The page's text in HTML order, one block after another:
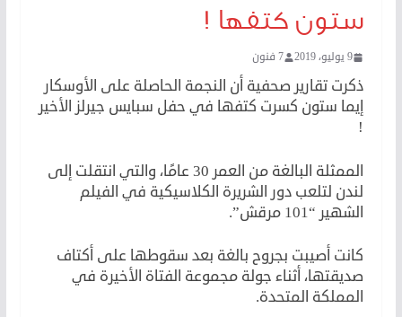
ستون كتفها !
9 يوليو، 2019 7 فنون
ذكرت تقارير صحفية أن النجمة الحاصلة على الأوسكار
إيما ستون كسرت كتفها في حفل سبايس جيرلز الأخير
!
الممثلة البالغة من العمر 30 عامًا، والتي انتقلت إلى
لندن لتلعب دور الشريرة الكلاسيكية في الفيلم
الشهير “101 مرقش”.
كانت أصيبت بجروح بالغة بعد سقوطها على أكتاف
صديقتها، أثناء جولة مجموعة الفتاة الأخيرة في
المملكة المتحدة.